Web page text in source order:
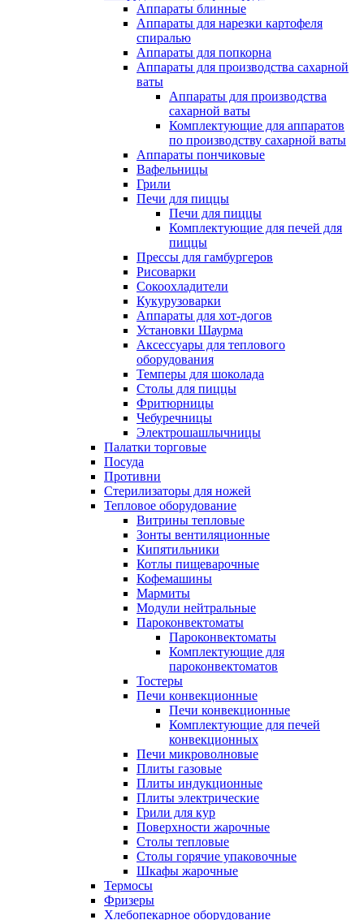
Аппараты блинные
Аппараты для нарезки картофеля
спиралью
Аппараты для попкорна
Аппараты для производства сахарной
ваты
Аппараты для производства
сахарной ваты
Комплектующие для аппаратов
по производству сахарной ваты
Аппараты пончиковые
Вафельницы
Грили
Печи для пиццы
Печи для пиццы
Комплектующие для печей для
пиццы
Прессы для гамбургеров
Рисоварки
Сокоохладители
Кукурузоварки
Аппараты для хот-догов
Установки Шаурма
Аксессуары для теплового
оборудования
Темперы для шоколада
Столы для пиццы
Фритюрницы
Чебуречницы
Электрошашлычницы
Палатки торговые
Посуда
Противни
Стерилизаторы для ножей
Тепловое оборудование
Витрины тепловые
Зонты вентиляционные
Кипятильники
Котлы пищеварочные
Кофемашины
Мармиты
Модули нейтральные
Пароконвектоматы
Пароконвектоматы
Комплектующие для
пароконвектоматов
Тостеры
Печи конвекционные
Печи конвекционные
Комплектующие для печей
конвекционных
Печи микроволновые
Плиты газовые
Плиты индукционные
Плиты электрические
Грили для кур
Поверхности жарочные
Столы тепловые
Столы горячие упаковочные
Шкафы жарочные
Термосы
Фризеры
Хлебопекарное оборудование